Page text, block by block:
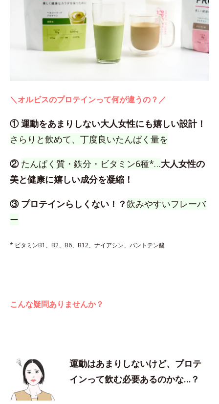
＼オルビスのプロテインって何が違うの？／
① 運動をあまりしない大人女性にも嬉しい設計！
さらりと飲めて、丁度良いたんぱく量を
② たんぱく質・鉄分・ビタミン6種*…大人女性の
美と健康に嬉しい成分を凝縮！
③ プロテインらしくない！？飲みやすいフレーバ
ー
* ビタミンB1、B2、B6、B12、ナイアシン、パントテン酸
こんな疑問ありませんか？
運動はあまりしないけど、プロテ
インって飲む必要あるのかな…？